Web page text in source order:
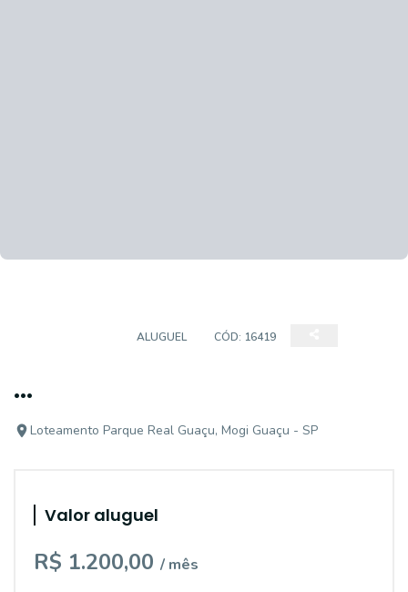
ALUGUEL CÓD: 16419
...
Loteamento Parque Real Guaçu, Mogi Guaçu - SP
Valor aluguel
R$ 1.200,00 / mês